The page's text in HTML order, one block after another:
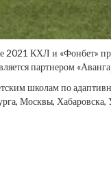
КХЛ и «Фонбет»
партнером
школам по
Москвы, Хабаровска,